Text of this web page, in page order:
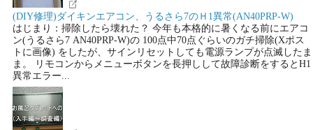
(DIY修理)ダイキンエアコン、うるさら7のＨ1異常(AN40PRP-W)
はじまり：掃除したら壊れた？ 今年も本格的に暑くなる前にエアコ
ン(うるさら7 AN40PRP-W)の 100点中70点ぐらいのガチ掃除(Xポス
トに画像) をしたが、サインリセットしても電源ランプが点滅したま
ま。 リモコンからメニューボタンを長押しして故障診断をするとH1
異常エラー...